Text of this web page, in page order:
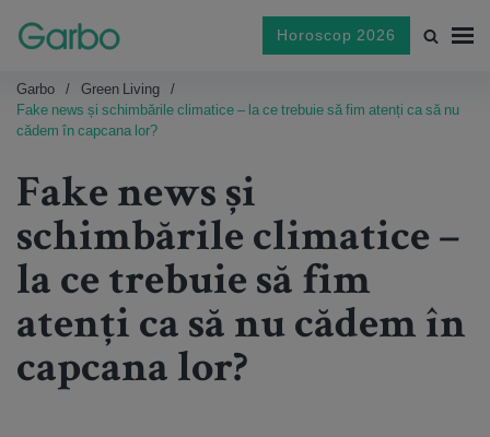
Horoscop 2026
Garbo
Green Living
Fake news și schimbările climatice – la ce trebuie să fim atenți ca să nu
cădem în capcana lor?
Fake news și
schimbările climatice –
la ce trebuie să fim
atenți ca să nu cădem în
capcana lor?